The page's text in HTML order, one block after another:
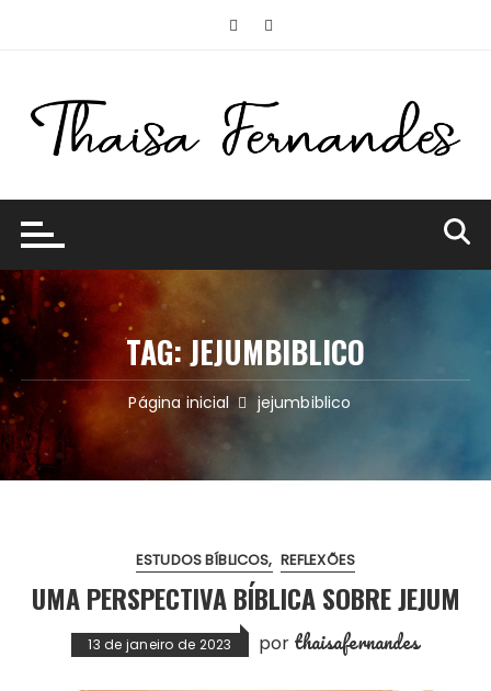
TAG:JEJUMBIBLICO
Página inicial jejumbiblico
ESTUDOS BÍBLICOS REFLEXÕES
UMA PERSPECTIVA BÍBLICA SOBRE JEJUM
13 de janeiro de 2023 por thaisafernandes